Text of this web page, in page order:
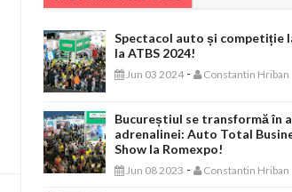
Spectacol auto și competiție
la ATBS 2024!
Jun 03 2024 - Constantin Hriban
Bucureștiul se transformă în
adrenalinei: Auto Total
Show la Romexpo!
Jun 08 2023 - Constantin Hriban